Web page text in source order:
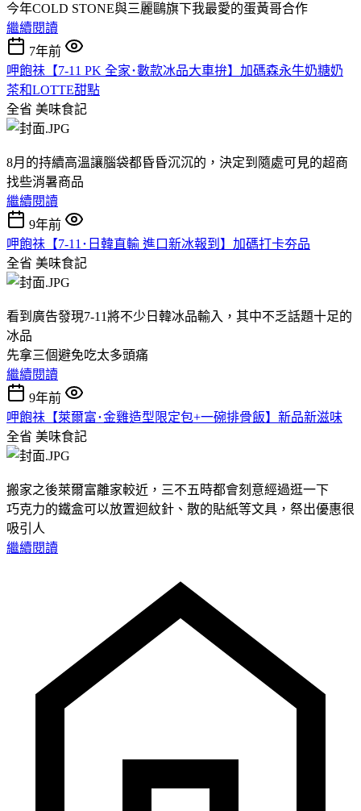
今年COLD STONE與三麗鷗旗下我最愛的蛋黃哥合作
繼續閱讀
7年前
呷飽祙【7-11 PK 全家･數款冰品大車拚】加碼森永牛奶糖奶
茶和LOTTE甜點
全省 美味食記
8月的持續高溫讓腦袋都昏昏沉沉的，決定到隨處可見的超商
找些消暑商品
繼續閱讀
9年前
呷飽祙【7-11･日韓直輸 進口新冰報到】加碼打卡夯品
全省 美味食記
看到廣告發現7-11將不少日韓冰品輸入，其中不乏話題十足的
冰品
先拿三個避免吃太多頭痛
繼續閱讀
9年前
呷飽祙【萊爾富･金雞造型限定包+一碗排骨飯】新品新滋味
全省 美味食記
搬家之後萊爾富離家較近，三不五時都會刻意經過逛一下
巧克力的鐵盒可以放置迴紋針、散的貼紙等文具，祭出優惠很
吸引人
繼續閱讀